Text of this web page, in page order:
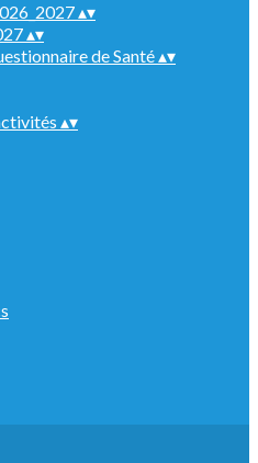
▴▾
▴▾
de Santé▴▾
▴▾